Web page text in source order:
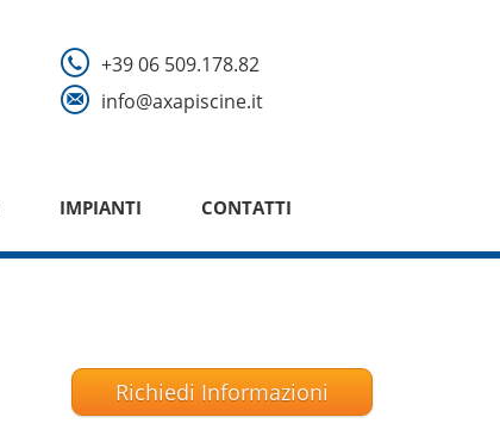
+39 06 509.178.82
info@axapiscine.it
IMPIANTI CONTATTI
Richiedi Informazioni